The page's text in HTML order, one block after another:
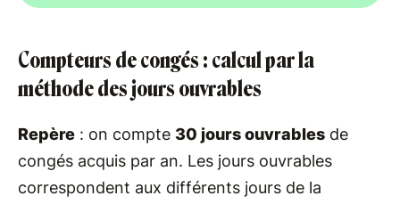
Compteurs de congés : calcul par la
méthode des jours ouvrables
Repère : on compte 30 jours ouvrables de
congés acquis par an. Les jours ouvrables
correspondent aux différents jours de la